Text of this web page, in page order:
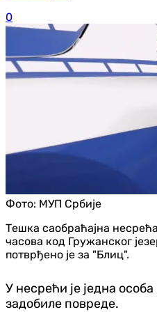
0
Фото: МУП Србије
Тешка саобраћајна
часова код Гружанског
потврђено је за "Блиц".
У несрећи је једна
задобиле повреде.